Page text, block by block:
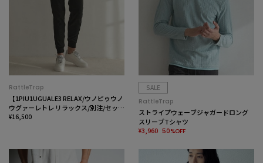
RattleTrap
【1PIU1UGUALE3 RELAX/ウノピゥウノ
ウグァーレトレ リラックス/別注/セット
アップ対応/ストレッチ素材】カモ柄ニ
¥16,500
SALE
RattleTrap
ストライプウェーブジャガードロング
スリーブTシャツ
¥3,960 50%OFF